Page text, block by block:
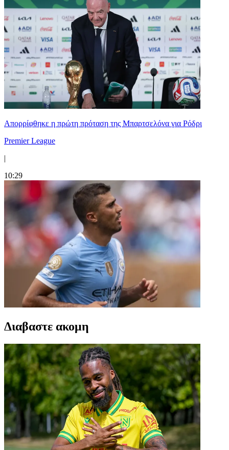
Απορρίφθηκε η πρώτη πρόταση της Μπαρτσελόνα για Ρόδρι
Premier League
|
10:29
Διαβαστε ακομη